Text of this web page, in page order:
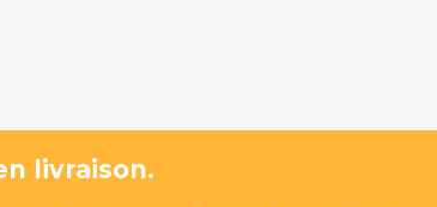
livraison.